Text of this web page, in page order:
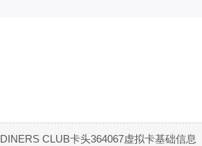
DINERS CLUB卡头364067虚拟卡基础信息